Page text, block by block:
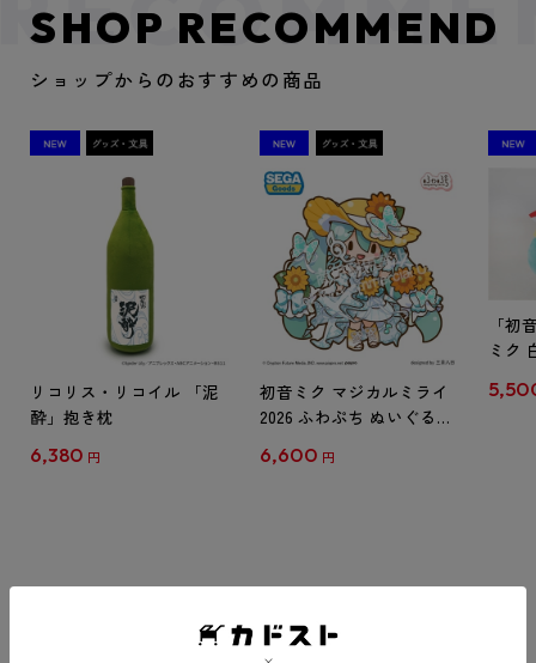
SHOP RECOMMEND
ショップからのおすすめの商品
リコリス・リコイル 「泥
酔」抱き枕
6,380 円
初音ミク マジカルミライ
2026 ふわぷち ぬいぐるみ
6,600 円
「初
ミク